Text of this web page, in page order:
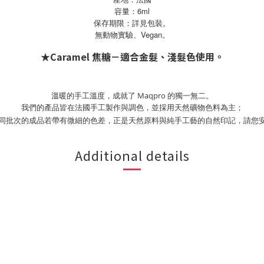
容量：6ml
保存期限：詳見包裝。
無動物實驗、 Vegan。
★Caramel 焦糖－適合金髮、淺髮色使用。
溫暖的手工溫度，成就了 Maqpro 的獨一無二。
我們的產品皆在法國手工製作與調色，並採用天然礦物色料為主；
批次的成品若帶有微細的色差，正是天然原料與純手工藝的自然印記，請您安
Additional details